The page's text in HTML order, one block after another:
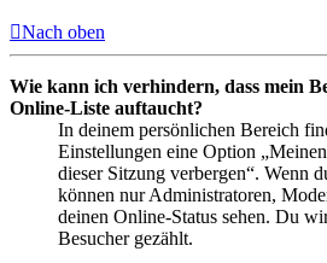
Nach oben
Wie kann ich verhindern, dass mein
Online-Liste auftaucht?
In deinem persönlichen Bereich
Einstellungen eine Option
dieser Sitzung verbergen“. Wenn
können nur Administratoren,
deinen Online-Status sehen. Du
Besucher gezählt.